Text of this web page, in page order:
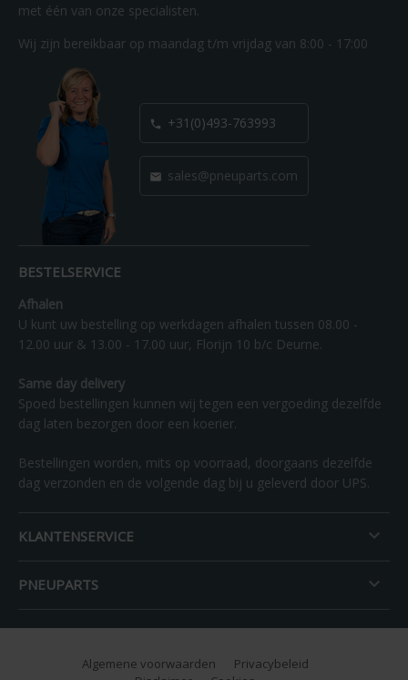
met één van onze specialisten.
Wij zijn bereikbaar op maandag t/m vrijdag van 8:00 - 17:00
 +31(0)493-763993
 sales@pneuparts.com
BESTELSERVICE
Afhalen
U kunt uw bestelling op werkdagen afhalen tussen 08.00 -
12.00 uur & 13.00 - 17.00 uur, Florijn 10 b/c Deurne.
Same day delivery
Spoed bestellingen kunnen wij tegen een vergoeding dezelfde
dag laten bezorgen door een koerier.
Bestellingen worden, mits op voorraad, doorgaans dezelfde
dag verzonden en de volgende dag bij u geleverd door UPS.
KLANTENSERVICE 
PNEUPARTS 
Algemene voorwaarden
Privacybeleid